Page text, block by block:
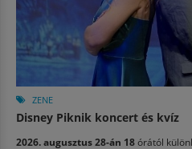
ZENE
Disney Piknik koncert és kvíz
2026. augusztus 28-án 18órától